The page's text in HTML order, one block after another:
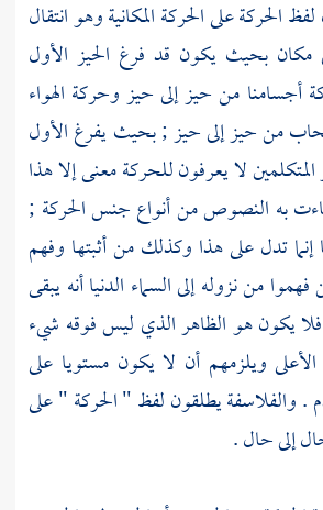
لفظ الحركة على الحركة المكانية وهو انتقال
بحيث يكون قد فرغ الحيز الأول
أجسامنا من حيز إلى حيز وحركة الهواء
من حيز إلى حيز ; بحيث يفرغ الأول
لا يعرفون للحركة معنى إلا هذا
به النصوص من أنواع جنس الحركة ;
إنما تدل على هذا وكذلك من أثبتها وفهم
من نزوله إلى السماء الدنيا أنه يبقى
يكون هو الظاهر الذي ليس فوقه شيء
ويلزمهم أن لا يكون مستويا على
. والفلاسفة يطلقون لفظ " الحركة " على
إلى حال .